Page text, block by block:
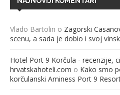
Vlado Bartolin o Zagorski
scenu, a sada je dobio i svoj
Hotel Port 9 Korčula - recenzije,
hrvatskahoteli.com o Kako smo
korčulanski Aminess Port 9